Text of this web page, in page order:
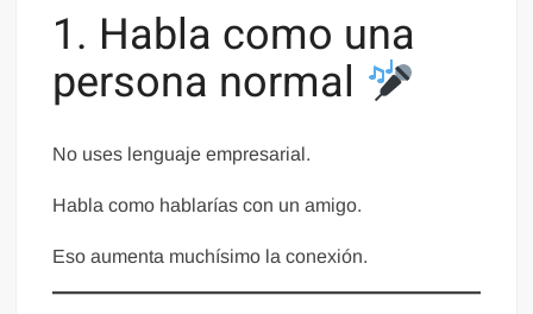
1. Habla como una
persona normal
No uses lenguaje empresarial.
Habla como hablarías con un amigo.
Eso aumenta muchísimo la conexión.